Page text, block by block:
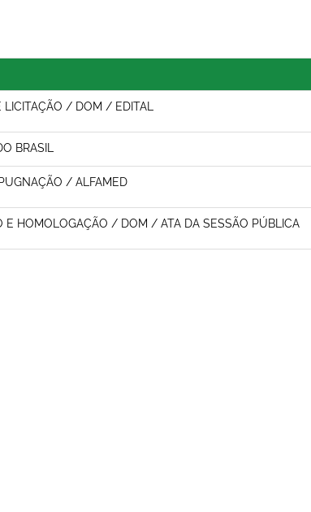
LICITAÇÃO / DOM / EDITAL
BRASIL
/ ALFAMED
E HOMOLOGAÇÃO / DOM / ATA DA SESSÃO PÚBLICA